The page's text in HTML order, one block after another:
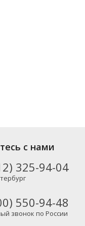
выбрать нужный
с нами
325-94-04
550-94-48
звонок по России